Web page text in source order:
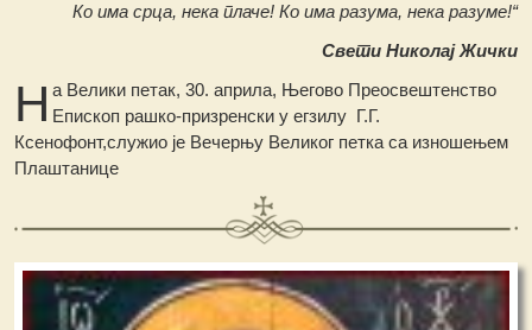
Ко има срца, нека плаче! Ко има разума, нека разуме!“
Свети Николај Жички
Н а Велики петак, 30. априла, Његово Преосвештенство
Епископ рашко-призренски у егзилу Г.Г.
Ксенофонт,служио је Вечерњу Великог петка са изношењем
Плаштанице